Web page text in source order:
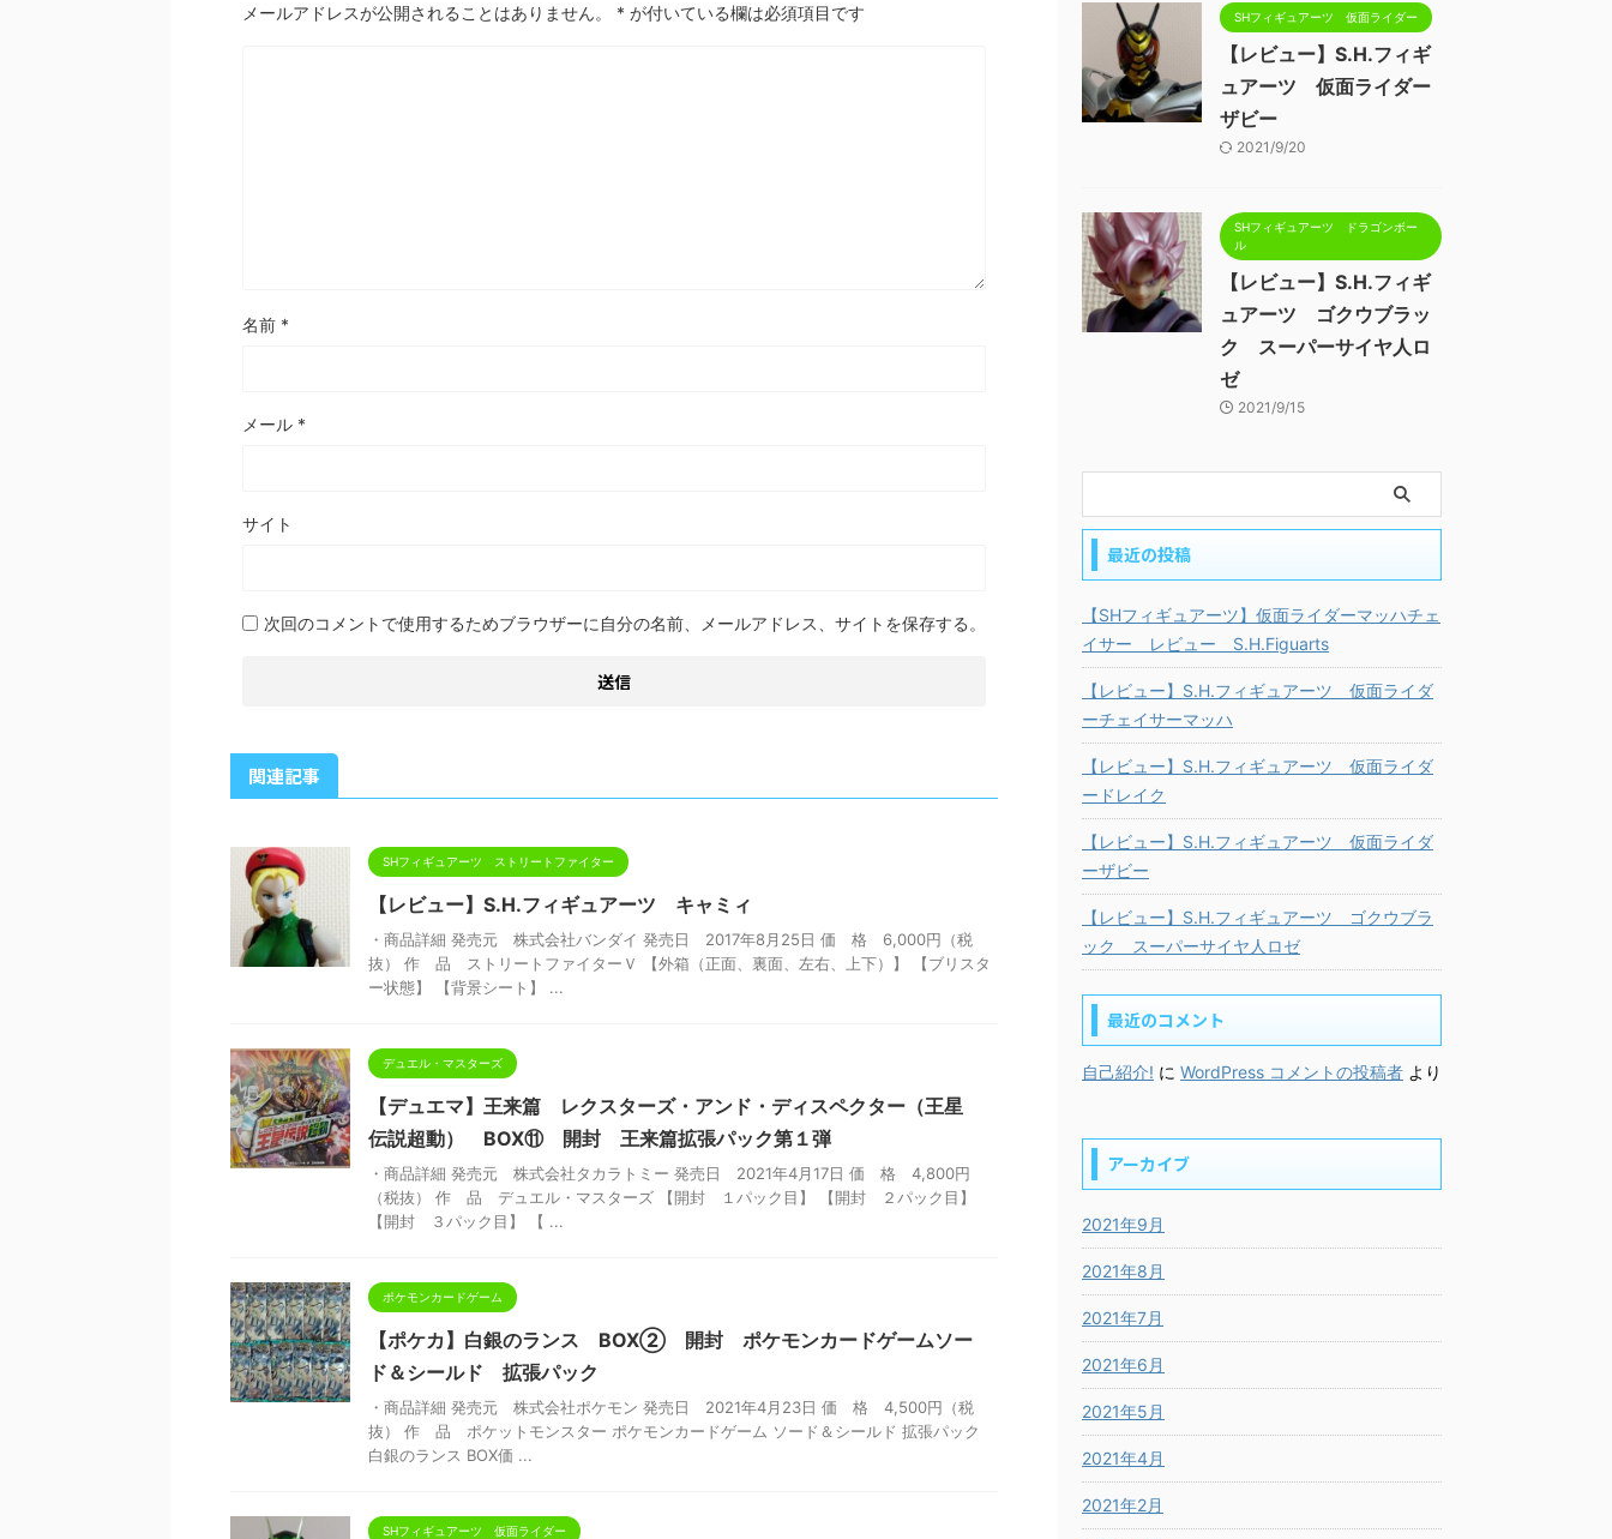
メールアドレスが公開されることはありません。 * が付いている欄は必須項目です
名前 *
メール *
サイト
次回のコメントで使用するためブラウザーに自分の名前、メールアドレス、サイトを保存する。
関連記事
SHフィギュアーツ ストリートファイター
【レビュー】S.H.フィギュアーツ キャミィ
・商品詳細 発売元 株式会社バンダイ 発売日 2017年8月25日 価 格 6,000円（税
抜） 作 品 ストリートファイターＶ 【外箱（正面、裏面、左右、上下）】 【ブリスタ
ー状態】 【背景シート】 ...
デュエル・マスターズ
【デュエマ】王来篇 レクスターズ・アンド・ディスペクター（王星
伝説超動） BOX⑪ 開封 王来篇拡張パック第１弾
・商品詳細 発売元 株式会社タカラトミー 発売日 2021年4月17日 価 格 4,800円
（税抜） 作 品 デュエル・マスターズ 【開封 １パック目】 【開封 ２パック目】
【開封 ３パック目】 【 ...
ポケモンカードゲーム
【ポケカ】白銀のランス BOX② 開封 ポケモンカードゲームソー
ド＆シールド 拡張パック
・商品詳細 発売元 株式会社ポケモン 発売日 2021年4月23日 価 格 4,500円（税
抜） 作 品 ポケットモンスター ポケモンカードゲーム ソード＆シールド 拡張パック
白銀のランス BOX価 ...
SHフィギュアーツ 仮面ライダー
SHフィギュアーツ 仮面ライダー
【レビュー】S.H.フィギ
ュアーツ 仮面ライダー
ザビー
2021/9/20
SHフィギュアーツ ドラゴンボー
ル
【レビュー】S.H.フィギ
ュアーツ ゴクウブラッ
ク スーパーサイヤ人ロ
ゼ
2021/9/15
最近の投稿
【SHフィギュアーツ】仮面ライダーマッハチェ
イサー レビュー S.H.Figuarts
【レビュー】S.H.フィギュアーツ 仮面ライダ
ーチェイサーマッハ
【レビュー】S.H.フィギュアーツ 仮面ライダ
ードレイク
【レビュー】S.H.フィギュアーツ 仮面ライダ
ーザビー
【レビュー】S.H.フィギュアーツ ゴクウブラ
ック スーパーサイヤ人ロゼ
最近のコメント
自己紹介! に WordPress コメントの投稿者 より
アーカイブ
2021年9月
2021年8月
2021年7月
2021年6月
2021年5月
2021年4月
2021年2月